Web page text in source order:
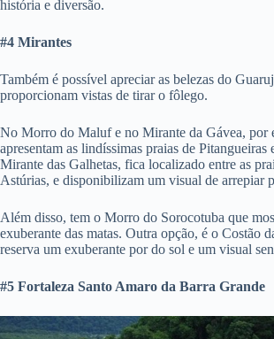
história e diversão.
#4 Mirantes
Também é possível apreciar as belezas do
proporcionam vistas de tirar o fôlego.
No Morro do Maluf e no Mirante da Gávea, por
apresentam as lindíssimas praias de
Mirante das Galhetas, fica localizado entre as
Astúrias, e disponibilizam um visual de arrepiar
Além disso, tem o Morro do Sorocotuba que
exuberante das matas. Outra opção, é o Costão
reserva um exuberante por do sol e um visual
#5 Fortaleza Santo Amaro da Barra Grande